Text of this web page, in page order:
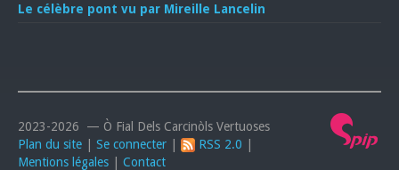
Le célèbre pont vu par Mireille Lancelin
2023-2026 — Ò Fial Dels Carcinòls Vertuoses
Plan du site | Se connecter | RSS 2.0 |
Mentions légales | Contact